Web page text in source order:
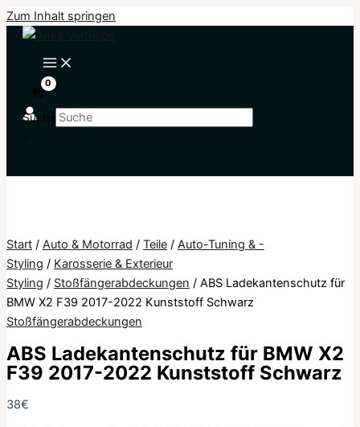
Zum Inhalt springen
Suche
×
Start / Auto & Motorrad / Teile / Auto-Tuning & -
Styling / Karosserie & Exterieur
Styling / Stoßfängerabdeckungen / ABS Ladekantenschutz für
BMW X2 F39 2017-2022 Kunststoff Schwarz
Stoßfängerabdeckungen
ABS Ladekantenschutz für BMW X2
F39 2017-2022 Kunststoff Schwarz
38€